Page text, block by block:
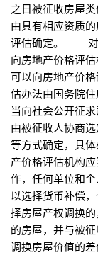
之日被征收房屋
由具有相应资质
评估确定。 对
向房地产价格评
可以向房地产价
估办法由国务院
当向社会公开
由被征收人协商
等方式确定，具
产价格评估机构
作，任何单位和
以选择货币补偿
择房屋产权调换
的房屋，并与被
调换房屋价值的